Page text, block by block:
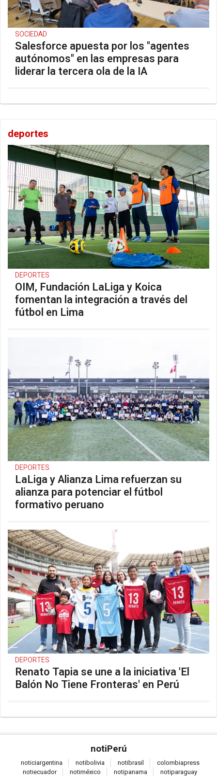
SOCIEDAD
Salesforce apuesta por los "agentes
autónomos" en las empresas para
liderar la tercera ola de la IA
deportes
DEPORTES
OIM, Fundación LaLiga y Koica
fomentan la integración a través del
fútbol en Lima
DEPORTES
LaLiga y Alianza Lima refuerzan su
alianza para potenciar el fútbol
formativo peruano
DEPORTES
Renato Tapia se une a la iniciativa 'El
Balón No Tiene Fronteras' en Perú
notiPerú
noticiargentina notibolivia notibrasil colombiapress
notiecuador notiméxico notipanama notiparaguay